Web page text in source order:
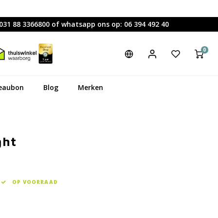
88 3366800 of whatsapp ons op: 06 394 492 40
0
Blog Merken
OP VOORRAAD